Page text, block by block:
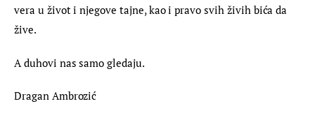
vera u život i njegove tajne, kao i pravo svih živih bića da
žive.
A duhovi nas samo gledaju.
Dragan Ambrozić